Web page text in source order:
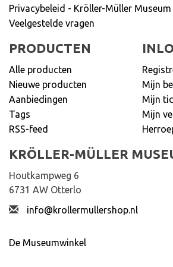
Privacybeleid - Kröller-Müller Museum
Veelgestelde vragen
PRODUCTEN
Alle producten
Nieuwe producten
Aanbiedingen
Tags
RSS-feed
Mijn
Mijn
Mijn
KRÖLLER-MÜLLER
Houtkampweg 6
6731 AW Otterlo
info@krollermullershop.nl
De Museumwinkel